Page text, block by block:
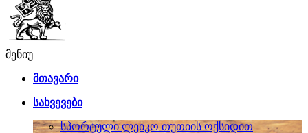
მენიუ
მთავარი
სახვევები
სპორტული ლეიკო თუთიის ოქსიდით